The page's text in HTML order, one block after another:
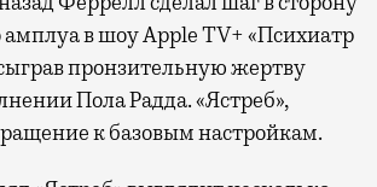
в шоу Apple TV+ «Психиатр
сыграв пронзительную жертву
Пола Радда. «Ястреб»,
к базовым настройкам.